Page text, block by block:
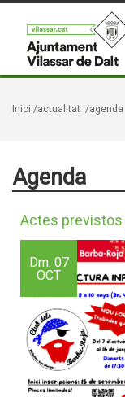
Inici /actualitat /agenda
Agenda
Actes previstos
Dm. 07
OCT